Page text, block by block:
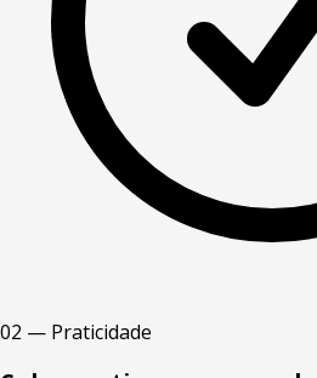
02 — Praticidade